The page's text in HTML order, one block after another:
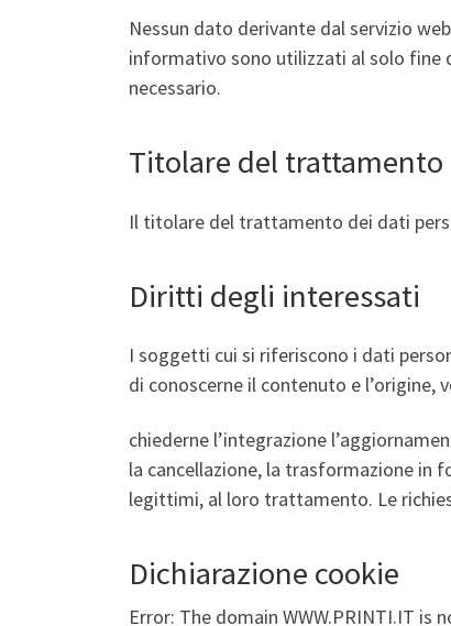
Nessun dato derivante dal servizio
informativo sono utilizzati al solo fine
necessario.
Titolare del trattamento
Il titolare del trattamento dei dati
Diritti degli interessati
I soggetti cui si riferiscono i dati
di conoscerne il contenuto e l’origine,
chiederne l’integrazione
la cancellazione, la trasformazione in
legittimi, al loro trattamento. Le
Dichiarazione cookie
Error: The domain WWW.PRINTI.IT